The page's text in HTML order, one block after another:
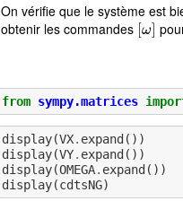
On vérifie que le système est
obtenir les commandes [ω]
[ω]
from sympy.matrices
display(VX. expand ())
display(VY. expand ())
display(OMEGA. expand ())
display(cdtsNG)